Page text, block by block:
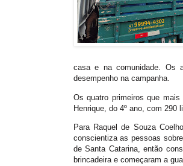
casa e na comunidade. Os
desempenho na campanha.
Os quatro primeiros que
Henrique, do 4º ano, com
Para Raquel de Souza
conscientiza as pessoas
de Santa Catarina, então
brincadeira e começaram a